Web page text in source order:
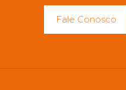
Fale Conosco